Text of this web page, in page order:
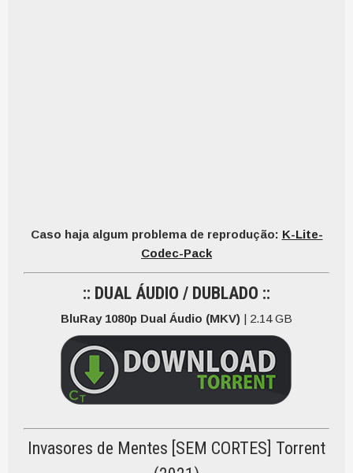
Caso haja algum problema de reprodução: K-Lite-
Codec-Pack
:: DUAL ÁUDIO / DUBLADO ::
BluRay 1080p Dual Áudio (MKV) | 2.14 GB
Invasores de Mentes [SEM CORTES] Torrent